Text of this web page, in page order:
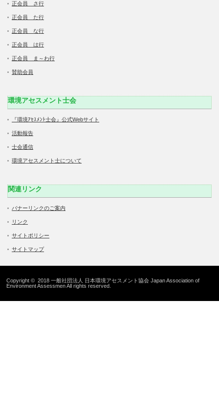
正会員 さ行
正会員 た行
正会員 な行
正会員 は行
正会員 ま～わ行
賛助会員
環境アセスメント士会
『環境ｱｾｽﾒﾝﾄ士会』公式Webサイト
活動報告
士会通信
環境アセスメント士について
関連リンク
バナーリンクのご案内
リンク
サイトポリシー
サイトマップ
Copyright © 2018 一般社団法人 日本環境アセスメント協会 Japan Association of
Environment Assessmen All rights reserved.